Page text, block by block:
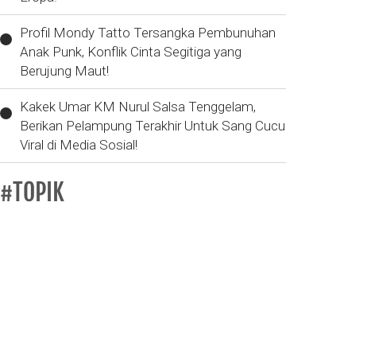
Profil Mondy Tatto Tersangka Pembunuhan
Anak Punk, Konflik Cinta Segitiga yang
Berujung Maut!
Kakek Umar KM Nurul Salsa Tenggelam,
Berikan Pelampung Terakhir Untuk Sang Cucu
Viral di Media Sosial!
#TOPIK